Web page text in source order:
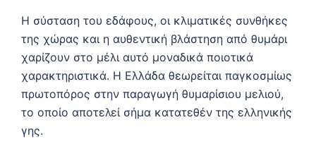
Η σύσταση του εδάφους, οι κλιματικές συνθήκες
της χώρας και η αυθεντική βλάστηση από θυμάρι
χαρίζουν στο μέλι αυτό μοναδικά ποιοτικά
χαρακτηριστικά. Η Ελλάδα θεωρείται παγκοσμίως
πρωτοπόρος στην παραγωγή θυμαρίσιου μελιού,
το οποίο αποτελεί σήμα κατατεθέν της ελληνικής
γης.